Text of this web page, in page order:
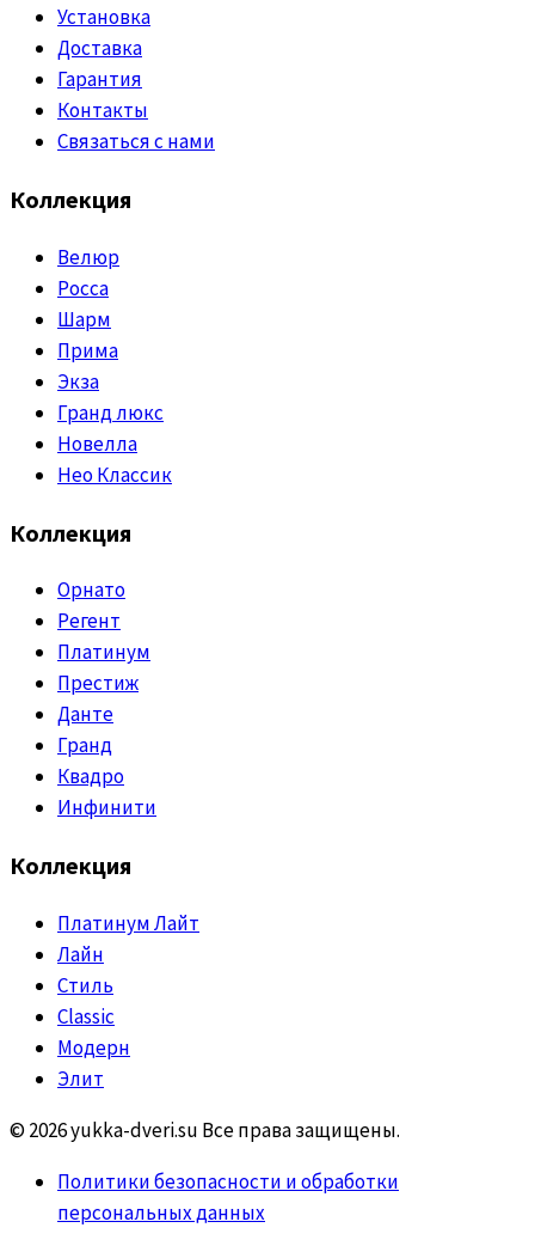
Установка
Доставка
Гарантия
Контакты
Связаться с нами
Коллекция
Велюр
Росса
Шарм
Прима
Экза
Гранд люкс
Новелла
Нео Классик
Коллекция
Орнато
Регент
Платинум
Престиж
Данте
Гранд
Квадро
Инфинити
Коллекция
Платинум Лайт
Лайн
Стиль
Classic
Модерн
Элит
© 2026 yukka-dveri.su Все права защищены.
Политики безопасности и обработки
персональных данных